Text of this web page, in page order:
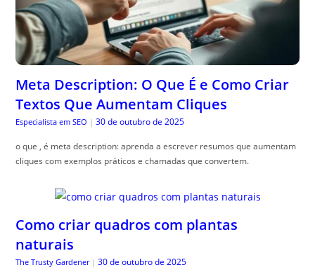
Meta Description: O Que É e Como Criar
Textos Que Aumentam Cliques
Especialista em SEO | 30 de outubro de 2025
o que , é meta description: aprenda a escrever resumos que aumentam
cliques com exemplos práticos e chamadas que convertem.
Como criar quadros com plantas
naturais
The Trusty Gardener | 30 de outubro de 2025